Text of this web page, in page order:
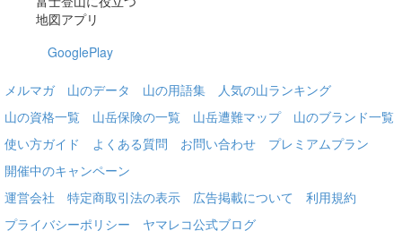
地図アプリ
GooglePlay
メルマガ 山のデータ 山の用語集
人気の山ランキング
山の資格一覧
山岳保険の一覧 山岳遭難マップ
山のブランド一覧
使い方ガイド
よくある質問 お問い合わせ
プレミアムプラン
開催中のキャンペーン
運営会社
特定商取引法の表示 広告掲載について
利用規約
プライバシーポリシー
ヤマレコ公式ブログ